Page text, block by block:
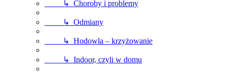
↳ Choroby i problemy
↳ Odmiany
↳ Hodowla – krzyżowanie
↳ Indoor, czyli w domu